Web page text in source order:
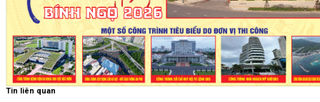
Tin liên quan